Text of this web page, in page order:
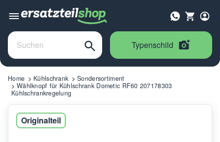
Typenschild
Home Kühlschrank
Sondersortiment
Wählknopf für Kühlschrank Dometic RF60 207178303
Kühlschrankregelung
Originalteil